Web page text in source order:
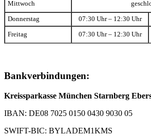
Mittwoch
Donnerstag 07:30 Uhr – 12:30 Uhr
Freitag 07:30 Uhr – 12:30 Uhr
Bankverbindungen:
Kreissparkasse München Starnberg
IBAN: DE08 7025 0150 0430 9030 05
SWIFT-BIC: BYLADEM1KMS